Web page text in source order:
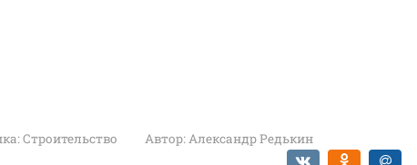
Строительство Автор:Александр Редькин